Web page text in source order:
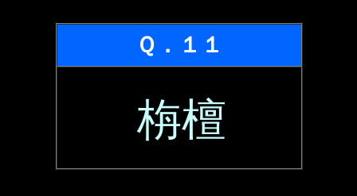
Ｑ．１１
栴檀